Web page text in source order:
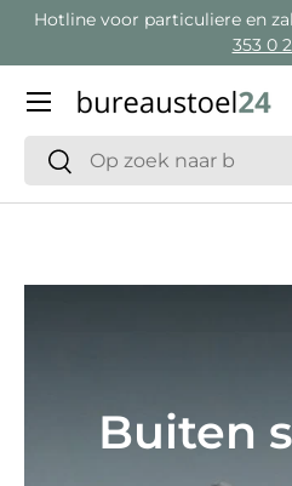
Hotline voor particuliere en
353 0
Zoeken
Zoeken
Menu
Buiten